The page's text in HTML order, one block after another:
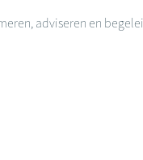
adviseren en